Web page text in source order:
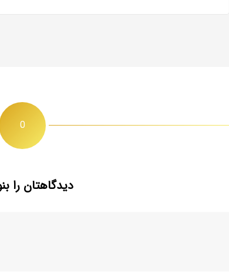
0
دیدگاهتان را